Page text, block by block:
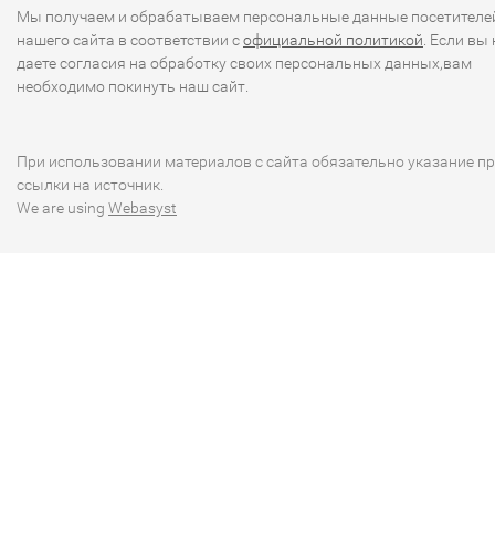
Мы получаем и обрабатываем персональные данные
нашего сайта в соответствии софициальной политикой . Если вы
даете согласия на обработку своих персональных данных,вам
необходимо покинуть наш сайт.
При использовании материалов с сайта обязательно указание
ссылки на источник.
We are using Webasyst